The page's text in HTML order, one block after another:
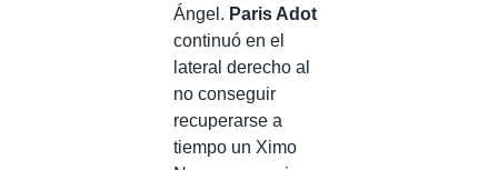
Ángel. Paris Adot
continuó en el
lateral derecho al
no conseguir
recuperarse a
tiempo un Ximo